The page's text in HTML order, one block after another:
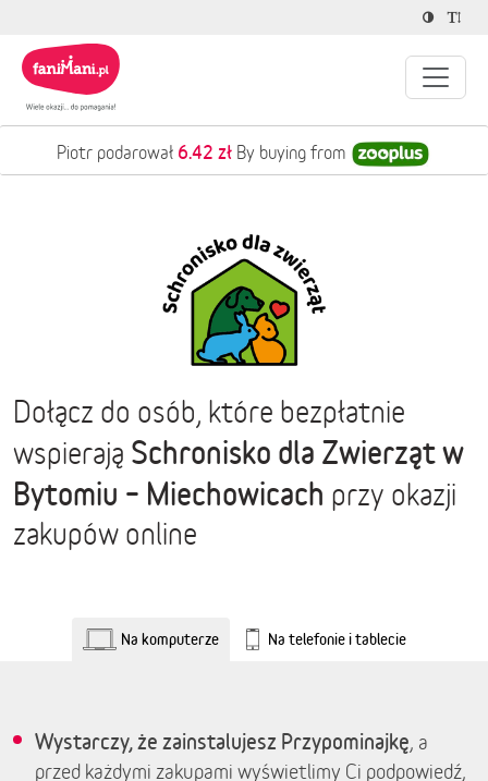
Piotr podarował 6.42 zł By buying from
Dołącz do osób, które bezpłatnie
wspierają Schronisko dla Zwierząt w
Bytomiu – Miechowicach przy okazji
zakupów online
Na komputerze Na telefonie i tablecie
Wystarczy, że zainstalujesz Przypominajkę, a
przed każdymi zakupami wyświetlimy Ci podpowiedź,